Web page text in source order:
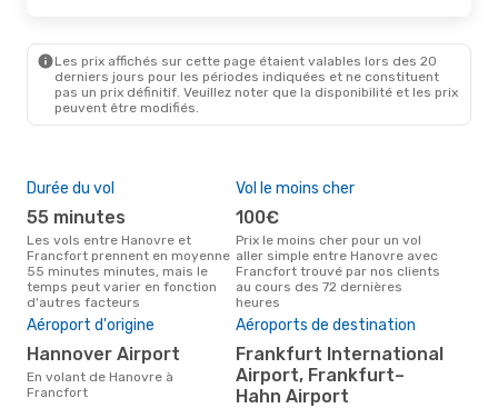
Les prix affichés sur cette page étaient valables lors des 20
derniers jours pour les périodes indiquées et ne constituent
pas un prix définitif. Veuillez noter que la disponibilité et les prix
peuvent être modifiés.
Durée du vol
55 minutes
Les vols entre Hanovre et
Francfort prennent en moyenne
55 minutes minutes, mais le
temps peut varier en fonction
d'autres facteurs
Vol le moins cher
100€
Prix le moins cher pour un vol
aller simple entre Hanovre avec
Francfort trouvé par nos clients
au cours des 72 dernières
heures
Aéroport d'origine
Hannover Airport
En volant de Hanovre à
Francfort
Aéroports de destination
Frankfurt International
Airport, Frankfurt–
Hahn Airport